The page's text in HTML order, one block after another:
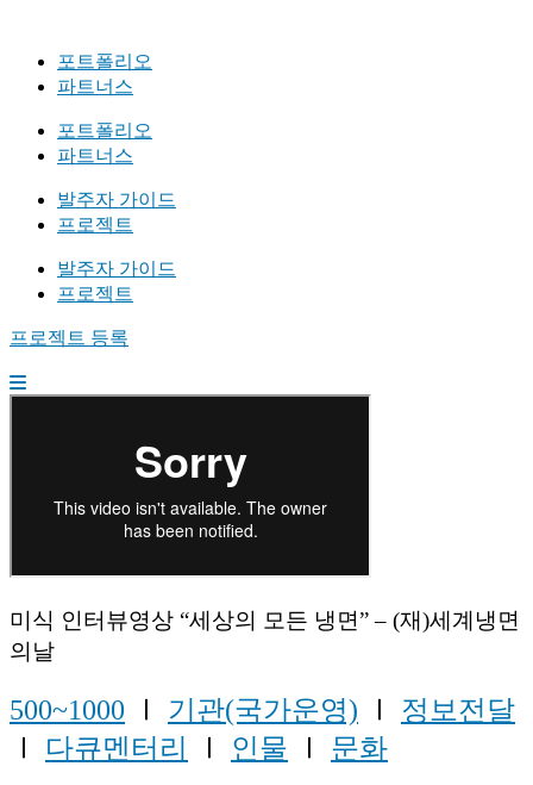
포트폴리오
파트너스
포트폴리오
파트너스
발주자 가이드
프로젝트
발주자 가이드
프로젝트
프로젝트 등록
미식 인터뷰영상 “세상의 모든 냉면” – (재)세계냉면
의날
500~1000 Ⅰ 기관(국가운영) Ⅰ 정보전달
Ⅰ 다큐멘터리 Ⅰ 인물 Ⅰ 문화